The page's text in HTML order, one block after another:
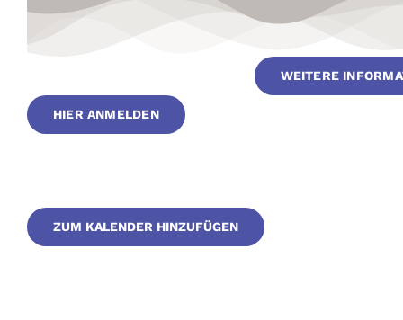
WEITERE
HIER ANMELDEN
ZUM KALENDER HINZUFÜGEN